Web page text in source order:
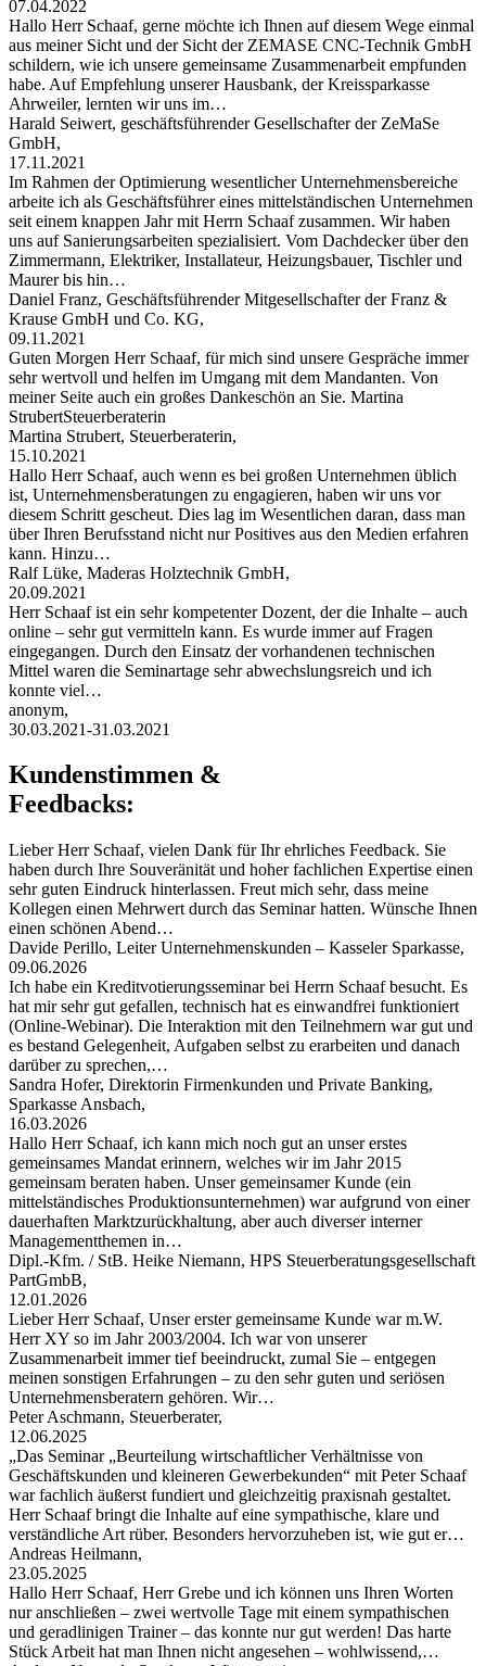
07.04.2022
Hallo Herr Schaaf, gerne möchte ich Ihnen auf diesem Wege einmal
aus meiner Sicht und der Sicht der ZEMASE CNC-Technik GmbH
schildern, wie ich unsere gemeinsame Zusammenarbeit empfunden
habe. Auf Empfehlung unserer Hausbank, der Kreissparkasse
Ahrweiler, lernten wir uns im…
Harald Seiwert, geschäftsführender Gesellschafter der ZeMaSe
GmbH,
17.11.2021
Im Rahmen der Optimierung wesentlicher Unternehmensbereiche
arbeite ich als Geschäftsführer eines mittelständischen Unternehmen
seit einem knappen Jahr mit Herrn Schaaf zusammen. Wir haben
uns auf Sanierungsarbeiten spezialisiert. Vom Dachdecker über den
Zimmermann, Elektriker, Installateur, Heizungsbauer, Tischler und
Maurer bis hin…
Daniel Franz, Geschäftsführender Mitgesellschafter der Franz &
Krause GmbH und Co. KG,
09.11.2021
Guten Morgen Herr Schaaf, für mich sind unsere Gespräche immer
sehr wertvoll und helfen im Umgang mit dem Mandanten. Von
meiner Seite auch ein großes Dankeschön an Sie. Martina
StrubertSteuerberaterin
Martina Strubert, Steuerberaterin,
15.10.2021
Hallo Herr Schaaf, auch wenn es bei großen Unternehmen üblich
ist, Unternehmensberatungen zu engagieren, haben wir uns vor
diesem Schritt gescheut. Dies lag im Wesentlichen daran, dass man
über Ihren Berufsstand nicht nur Positives aus den Medien erfahren
kann. Hinzu…
Ralf Lüke, Maderas Holztechnik GmbH,
20.09.2021
Herr Schaaf ist ein sehr kompetenter Dozent, der die Inhalte – auch
online – sehr gut vermitteln kann. Es wurde immer auf Fragen
eingegangen. Durch den Einsatz der vorhandenen technischen
Mittel waren die Seminartage sehr abwechslungsreich und ich
konnte viel…
anonym,
30.03.2021-31.03.2021
Kundenstimmen &
Feedbacks:
Lieber Herr Schaaf, vielen Dank für Ihr ehrliches Feedback. Sie
haben durch Ihre Souveränität und hoher fachlichen Expertise einen
sehr guten Eindruck hinterlassen. Freut mich sehr, dass meine
Kollegen einen Mehrwert durch das Seminar hatten. Wünsche Ihnen
einen schönen Abend…
Davide Perillo, Leiter Unternehmenskunden – Kasseler Sparkasse,
09.06.2026
Ich habe ein Kreditvotierungsseminar bei Herrn Schaaf besucht. Es
hat mir sehr gut gefallen, technisch hat es einwandfrei funktioniert
(Online-Webinar). Die Interaktion mit den Teilnehmern war gut und
es bestand Gelegenheit, Aufgaben selbst zu erarbeiten und danach
darüber zu sprechen,…
Sandra Hofer, Direktorin Firmenkunden und Private Banking,
Sparkasse Ansbach,
16.03.2026
Hallo Herr Schaaf, ich kann mich noch gut an unser erstes
gemeinsames Mandat erinnern, welches wir im Jahr 2015
gemeinsam beraten haben. Unser gemeinsamer Kunde (ein
mittelständisches Produktionsunternehmen) war aufgrund von einer
dauerhaften Marktzurückhaltung, aber auch diverser interner
Managementthemen in…
Dipl.-Kfm. / StB. Heike Niemann, HPS Steuerberatungsgesellschaft
PartGmbB,
12.01.2026
Lieber Herr Schaaf, Unser erster gemeinsame Kunde war m.W.
Herr XY so im Jahr 2003/2004. Ich war von unserer
Zusammenarbeit immer tief beeindruckt, zumal Sie – entgegen
meinen sonstigen Erfahrungen – zu den sehr guten und seriösen
Unternehmensberatern gehören. Wir…
Peter Aschmann, Steuerberater,
12.06.2025
„Das Seminar „Beurteilung wirtschaftlicher Verhältnisse von
Geschäftskunden und kleineren Gewerbekunden“ mit Peter Schaaf
war fachlich äußerst fundiert und gleichzeitig praxisnah gestaltet.
Herr Schaaf bringt die Inhalte auf eine sympathische, klare und
verständliche Art rüber. Besonders hervorzuheben ist, wie gut er…
Andreas Heilmann,
23.05.2025
Hallo Herr Schaaf, Herr Grebe und ich können uns Ihren Worten
nur anschließen – zwei wertvolle Tage mit einem sympathischen
und geradlinigen Trainer – das konnte nur gut werden! Das harte
Stück Arbeit hat man Ihnen nicht angesehen – wohlwissend,…